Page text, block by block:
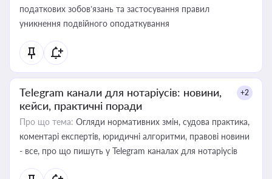
податкових зобов’язань та застосування правил
уникнення подвійного оподаткування
Telegram канали для нотаріусів: новини,
кейси, практичні поради
+2
Про що тема: Огляди нормативних змін, судова практика,
коментарі експертів, юридичні алгоритми, правові новини
- все, про що пишуть у Telegram каналах для нотаріусів